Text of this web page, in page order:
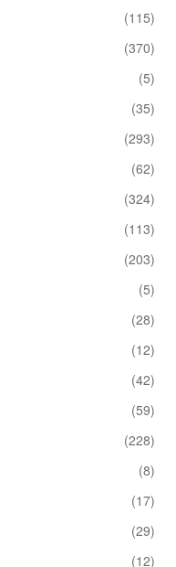
(115)
(370)
(5)
(35)
(293)
(62)
(324)
(113)
(203)
(5)
(28)
(12)
(42)
(59)
(228)
(8)
(17)
(29)
(12)